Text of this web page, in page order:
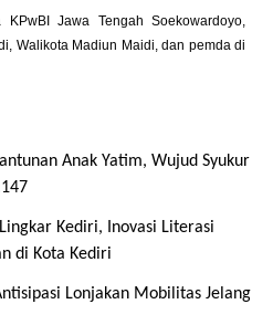
Jawa Tengah Soekowardoyo,
Walikota Madiun Maidi, dan pemda di
Anak Yatim, Wujud Syukur
Kediri, Inovasi Literasi
di Kota Kediri
Lonjakan Mobilitas Jelang